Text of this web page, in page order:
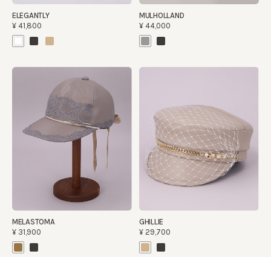
ELEGANTLY
¥41,800
MULHOLLAND
¥44,000
MELASTOMA
¥31,900
GHILLIE
¥29,700